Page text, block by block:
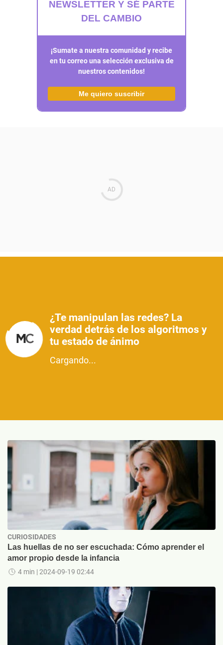
NEWSLETTER Y SÉ PARTE
DEL CAMBIO
¡Sumate a nuestra comunidad y recibe
en tu correo una selección exclusiva de
nuestros contenidos!
Me quiero suscribir
¿Te manipulan las redes? La
verdad detrás de los algoritmos y
tu estado de ánimo
Cargando...
CURIOSIDADES
Las huellas de no ser escuchada: Cómo aprender el
amor propio desde la infancia
4 min | 2024-09-19 02:44